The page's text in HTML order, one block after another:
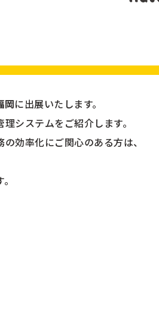
岡に出展いたします。
システムをご紹介します。
効率化にご関心のある方は、